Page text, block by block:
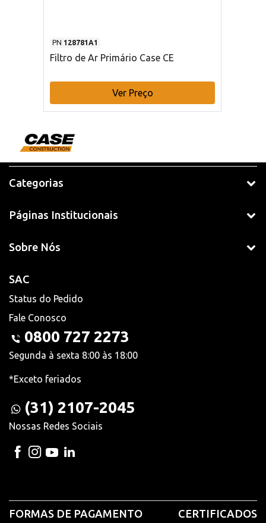
PN 128781A1
Filtro de Ar Primário Case CE
Ver Preço
Categorias
Páginas Institucionais
Sobre Nós
SAC
Status do Pedido
Fale Conosco
0800 727 2273
Segunda à sexta 8:00 às 18:00
*Exceto feriados
(31) 2107-2045
Nossas Redes Sociais
FORMAS DE PAGAMENTO CERTIFICADOS